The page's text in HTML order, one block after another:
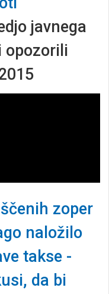
javnega
opozorili
zoper
naložilo
takse -
da bi